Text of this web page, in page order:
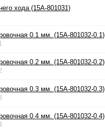
хода (15A-801031)
0.1 мм. (15A-801032-0.1)
0.2 мм. (15A-801032-0.2)
0.3 мм. (15A-801032-0.3)
0.4 мм. (15A-801032-0.4)